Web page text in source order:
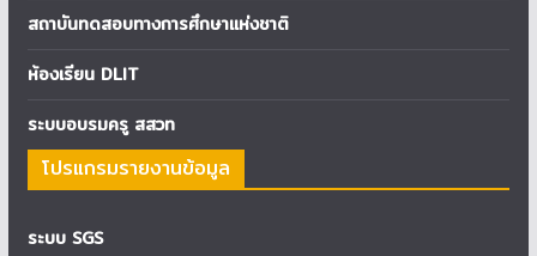
สถาบันทดสอบทางการศึกษาแห่งชาติ
ห้องเรียน DLIT
ระบบอบรมครู สสวท
โปรแกรมรายงานข้อมูล
ระบบ SGS